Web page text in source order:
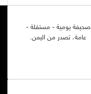
صحيفة يومية - مستقلة -
عامة، تصدر من اليمن.